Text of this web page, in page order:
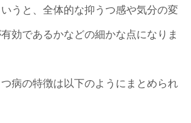
うと、全体的な抑うつ感や気分の変
効であるかなどの細かな点になりま
病の特徴は以下のようにまとめられ